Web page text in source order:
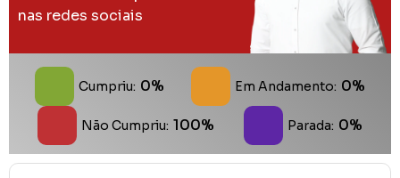
nas redes sociais
Cumpriu: 0% Em Andamento: 0%
Não Cumpriu: 100% Parada: 0%